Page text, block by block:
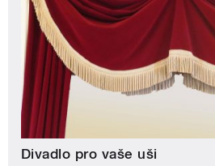
Divadlo pro vaše uši